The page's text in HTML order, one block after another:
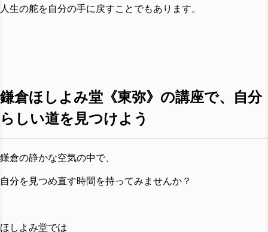
人生の舵を自分の手に戻すことでもあります。
鎌倉ほしよみ堂《東弥》の講座で、自分
らしい道を見つけよう
鎌倉の静かな空気の中で、
自分を見つめ直す時間を持ってみませんか？
ほしよみ堂では